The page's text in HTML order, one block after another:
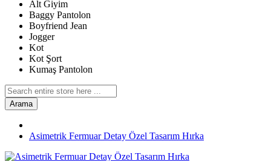
Alt Giyim
Baggy Pantolon
Boyfriend Jean
Jogger
Kot
Kot Şort
Kumaş Pantolon
Arama
Asimetrik Fermuar Detay Özel Tasarım Hırka